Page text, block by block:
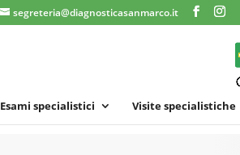
segreteria@diagnosticasanmarco.it
Esami specialistici Visite specialistiche